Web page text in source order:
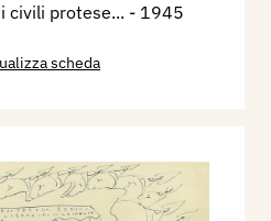
civili protese... - 1945
scheda